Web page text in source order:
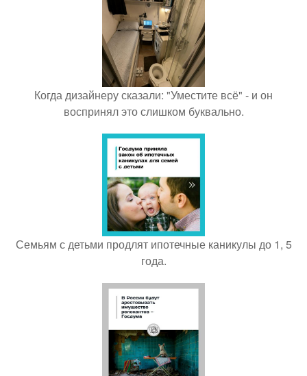
Когда дизайнеру сказали: "Уместите всё" - и он
воспринял это слишком буквально.
Семьям с детьми продлят ипотечные каникулы до 1, 5
года.